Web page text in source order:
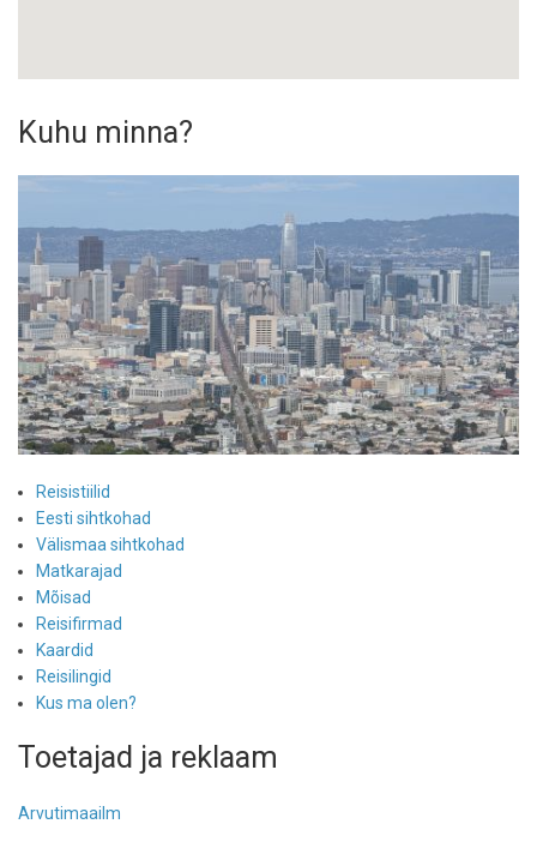
Kuhu minna?
Reisistiilid
Eesti sihtkohad
Välismaa sihtkohad
Matkarajad
Mõisad
Reisifirmad
Kaardid
Reisilingid
Kus ma olen?
Toetajad ja reklaam
Arvutimaailm